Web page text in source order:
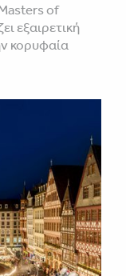
of
εξαιρετική
κορυφαία